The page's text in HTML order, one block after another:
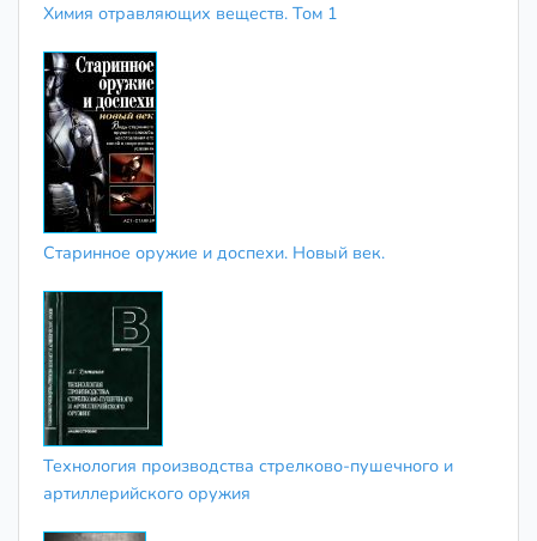
Химия отравляющих веществ. Том 1
Старинное оружие и доспехи. Новый век.
Технология производства стрелково-пушечного и
артиллерийского оружия